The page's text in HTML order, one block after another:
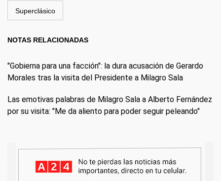
Superclásico
NOTAS RELACIONADAS
"Gobierna para una facción": la dura acusación de Gerardo
Morales tras la visita del Presidente a Milagro Sala
Las emotivas palabras de Milagro Sala a Alberto Fernández
por su visita: "Me da aliento para poder seguir peleando"